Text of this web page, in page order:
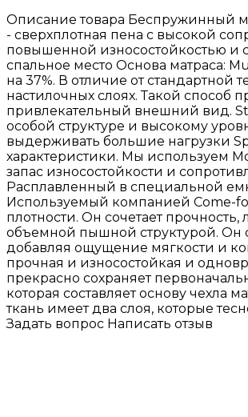
Описание товара Беспружинный
- сверхплотная пена с высокой
повышенной износостойкостью и
спальное место Основа матраса:
на 37%. В отличие от
настилочных слоях. Такой способ
привлекательный внешний вид.
особой структуре и высокому
выдерживать большие нагрузки
характеристики. Мы используем
запас износостойкости и
Расплавленный в специальной
Используемый компанией Come-
плотности. Он сочетает
объемной пышной структурой. Он
добавляя ощущение мягкости и
прочная и износостойкая и
прекрасно сохраняет
которая составляет основу чехла
ткань имеет два слоя, которые
Задать вопрос Написать отзыв